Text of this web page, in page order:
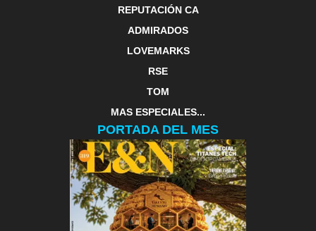
REPUTACIÓN CA
ADMIRADOS
LOVEMARKS
RSE
TOM
MAS ESPECIALES...
PORTADA DEL MES